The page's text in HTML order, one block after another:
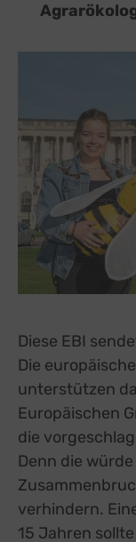
Diese EBI
Die
unterstützen
Europäischen
die
Denn die
verhindern.
15 Jahren